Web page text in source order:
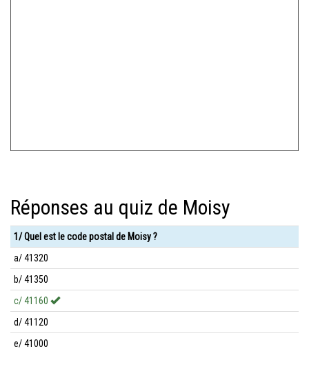
Réponses au quiz de Moisy
1/ Quel est le code postal de Moisy ?
a/ 41320
b/ 41350
c/ 41160
d/ 41120
e/ 41000